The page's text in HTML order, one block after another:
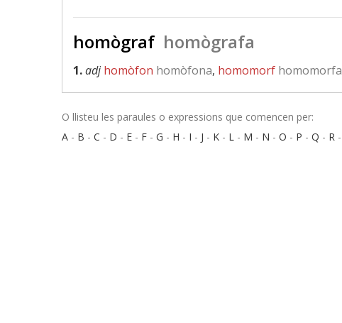
homògraf homògrafa
1.adj homòfon homòfona, homomorf homomorfa
O llisteu les paraules o expressions que comencen per:
A - B - C - D - E - F - G - H - I - J - K - L - M - N - O - P - Q - R -